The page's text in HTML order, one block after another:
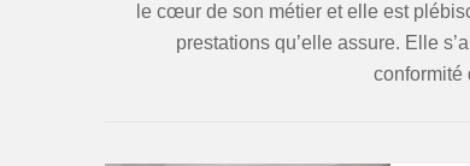
le cœur de son métier et elle est
prestations qu’elle assure. Elle
conformité